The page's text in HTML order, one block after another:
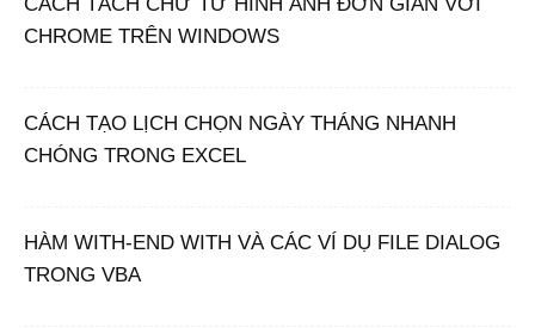
CHROME TRÊN WINDOWS
CÁCH TẠO LỊCH CHỌN NGÀY THÁNG NHANH
CHÓNG TRONG EXCEL
HÀM WITH-END WITH VÀ CÁC VÍ DỤ FILE DIALOG
TRONG VBA